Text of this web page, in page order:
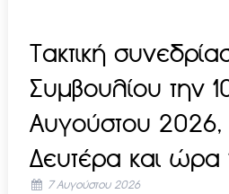
Τακτική
Συμβουλίου την
Αυγούστου
Δευτέρα και ώρα
7 Αυγούστου 2026